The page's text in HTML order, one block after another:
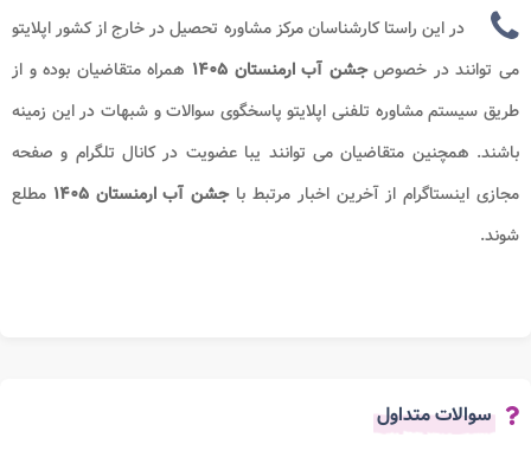
در این راستا کارشناسان مرکز مشاوره تحصیل در خارج از کشور اپلایتو
می توانند در خصوصجشن آب ارمنستان۱۴۰۵ همراه متقاضیان بوده و از
طریق سیستم مشاوره تلفنی اپلایتو پاسخگوی سوالات و شبهات در این زمینه
باشند. همچنین متقاضیان می توانند یبا عضویت در کانال تلگرام و صفحه
مجازی اینستاگرام از آخرین اخبار مرتبط باجشن آب ارمنستان۱۴۰۵ مطلع
شوند.
سوالات متداول